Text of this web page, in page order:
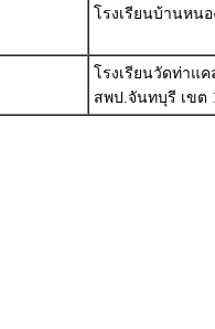
โรงเรียนบ้านหน
โรงเรียนวัดท่าแ
สพป.จันทบุรี เขต